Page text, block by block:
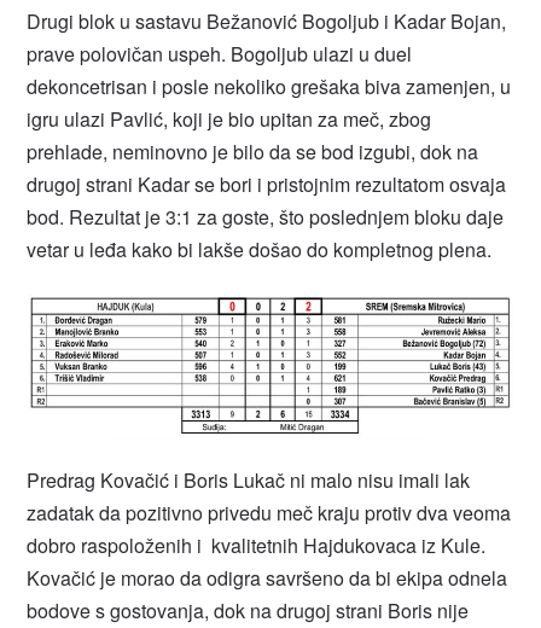
Drugi blok u sastavu Bežanović Bogoljub i Kadar Bojan,
prave polovičan uspeh. Bogoljub ulazi u duel
dekoncetrisan i posle nekoliko grešaka biva zamenjen, u
igru ulazi Pavlić, koji je bio upitan za meč, zbog
prehlade, neminovno je bilo da se bod izgubi, dok na
drugoj strani Kadar se bori i pristojnim rezultatom osvaja
bod. Rezultat je 3:1 za goste, što poslednjem bloku daje
vetar u leđa kako bi lakše došao do kompletnog plena.
Predrag Kovačić i Boris Lukač ni malo nisu imali lak
zadatak da pozitivno privedu meč kraju protiv dva veoma
dobro raspoloženih i kvalitetnih Hajdukovaca iz Kule.
Kovačić je morao da odigra savršeno da bi ekipa odnela
bodove s gostovanja, dok na drugoj strani Boris nije